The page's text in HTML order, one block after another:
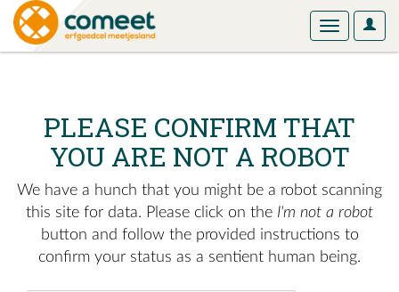
User
Toggle
PLEASE CONFIRM THAT
YOU ARE NOT A ROBOT
We have a hunch that you might be a robot scanning
this site for data. Please click on the I'm not a robot
button and follow the provided instructions to
confirm your status as a sentient human being.